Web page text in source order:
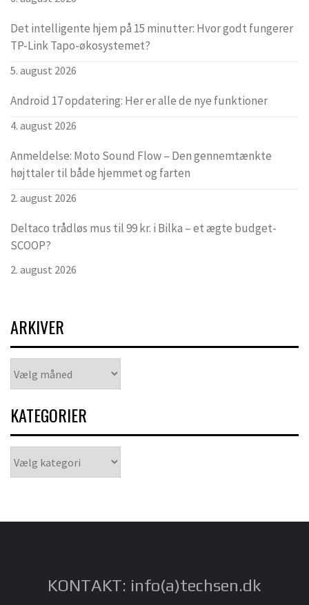
Det intelligente hjem på 15 minutter: Hvor godt fungerer
TP-Link Tapo-økosystemet?
5. august 2026
Android 17 opdatering: Her er alle de nye funktioner
4. august 2026
Anmeldelse: Moto Sound Flow – Den gennemtænkte
højttaler til både hjemmet og farten
2. august 2026
Deltaco trådløs mus til 99 kr. i Bilka – et ægte budget-
SCOOP?
2. august 2026
ARKIVER
KATEGORIER
KONTAKT: info(a)techsen.dk